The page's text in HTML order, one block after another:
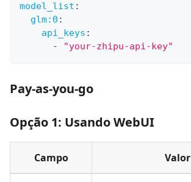
model_list :
glm:0 :
api_keys :
-
"your-zhipu-api-key"
Pay-as-you-go
Opção 1: Usando WebUI
Campo Valor